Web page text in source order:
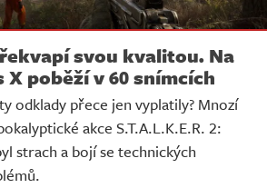
svou kvalitou. Na
X poběží v 60 snímcích
odklady přece jen vyplatily? Mnozí
akce S.T.A.L.K.E.R. 2:
strach a bojí se technických